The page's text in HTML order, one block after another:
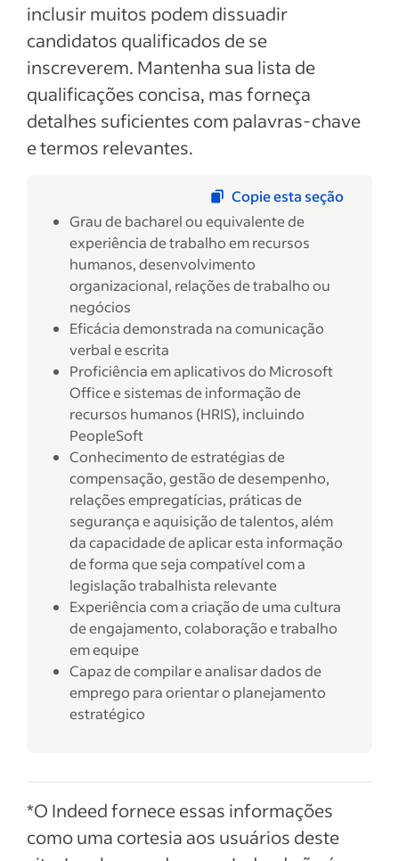
inclusir muitos podem dissuadir
candidatos qualificados de se
inscreverem. Mantenha sua lista de
qualificações concisa, mas forneça
detalhes suficientes com palavras-chave
e termos relevantes.
Copie esta seção
Grau de bacharel ou equivalente de
experiência de trabalho em recursos
humanos, desenvolvimento
organizacional, relações de trabalho ou
negócios
Eficácia demonstrada na comunicação
verbal e escrita
Proficiência em aplicativos do Microsoft
Office e sistemas de informação de
recursos humanos (HRIS), incluindo
PeopleSoft
Conhecimento de estratégias de
compensação, gestão de desempenho,
relações empregatícias, práticas de
segurança e aquisição de talentos, além
da capacidade de aplicar esta informação
de forma que seja compatível com a
legislação trabalhista relevante
Experiência com a criação de uma cultura
de engajamento, colaboração e trabalho
em equipe
Capaz de compilar e analisar dados de
emprego para orientar o planejamento
estratégico
*O Indeed fornece essas informações
como uma cortesia aos usuários deste